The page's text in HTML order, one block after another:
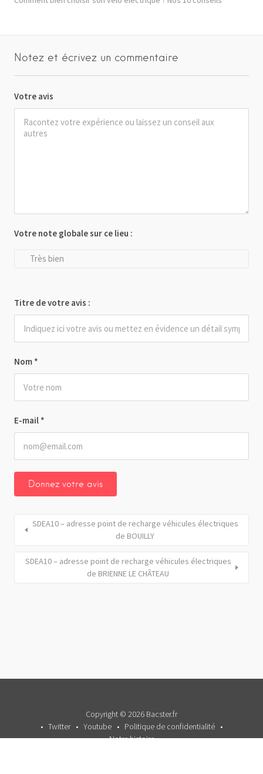
Notez et écrivez un commentaire
Votre avis
Nom *
E-mail *
Votre note globale sur ce lieu :
Très bien
Titre de votre avis :
SDEA10 – adresse point de recharge véhicules électriques
de BOUILLY
SDEA10 – adresse point de recharge véhicules électriques
de BRIENNE LE CHÂTEAU
Copyright © 2026 Bacster.fr
Twitter
Youtube
Politique de confidentialité
Notre histoire